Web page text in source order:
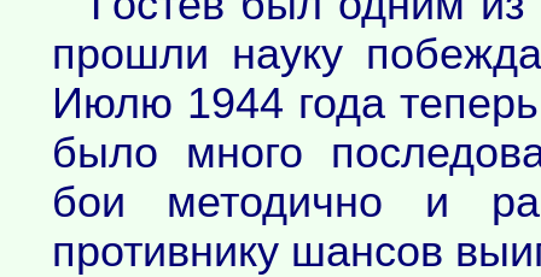
прошли науку
Июлю 1944 года
было много
бои методично и
противнику шансов